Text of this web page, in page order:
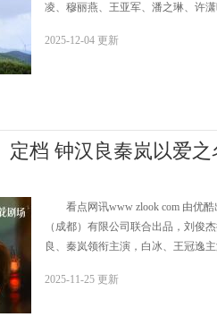
凌、穆丽燕、王亚军、潘之琳、许
2025-12-04 更新
定档 钟汉良秦岚以爱之
看点网讯www zlook com 由优酷
（成都）有限公司联合出品，刘俊
良、秦岚领衔主演，白冰、王冠逸主
2025-11-25 更新